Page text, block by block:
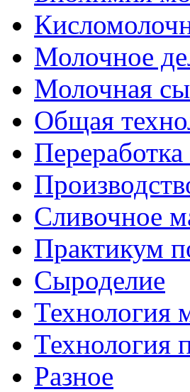
Молочное
Молочная
Общая
Сливочное
Практикум
Сыроделие
Технология
Технология
Разное